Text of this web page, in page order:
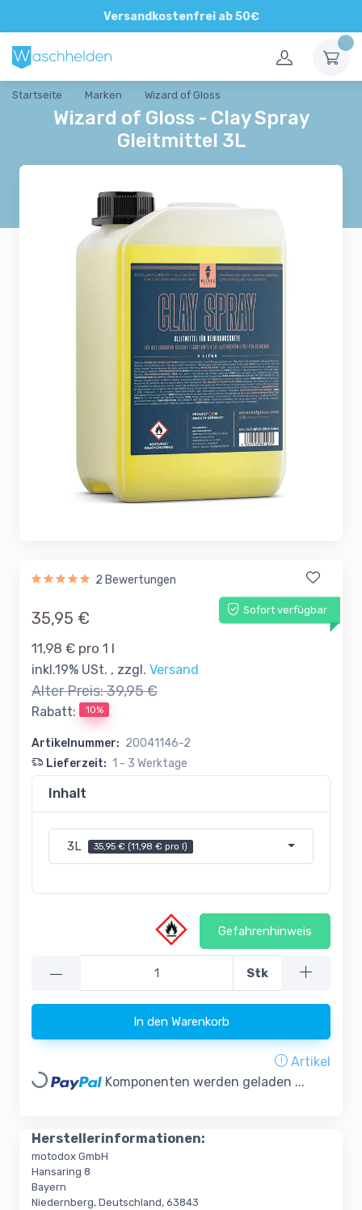
Versandkostenfrei ab 50€
Direkte und persönliche Beratung
Startseite Marken Wizard of Gloss
Wizard of Gloss - Clay Spray
Gleitmittel 3L
2 Bewertungen
Sofort verfügbar
35,95 €
11,98 € pro 1 l
inkl.19% USt. , zzgl. Versand
Alter Preis:39,95 €
Rabatt: 10%
Artikelnummer: 20041146-2
Lieferzeit: 1 - 3 Werktage
Inhalt
3L 35,95 € (11,98 € pro l)
Gefahrenhinweis
— Stk
In den Warenkorb
Artikel
Loading... Komponenten werden geladen ...
Herstellerinformationen:
motodox GmbH
Hansaring 8
Bayern
Niedernberg, Deutschland, 63843